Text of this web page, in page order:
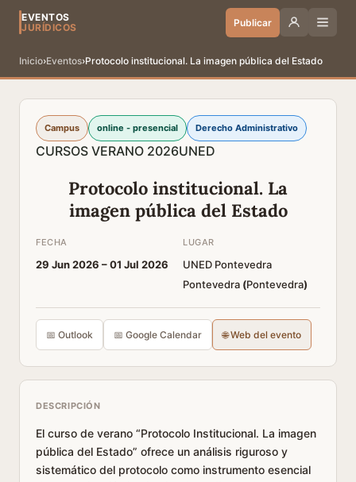
EVENTOS
JURÍDICOS
Publicar
Inicio›Eventos›Protocolo institucional. La imagen pública del Estado
Campus online - presencial Derecho Administrativo
CURSOS VERANO 2026UNED
Protocolo institucional. La
imagen pública del Estado
FECHA
29 Jun 2026 –01 Jul 2026
LUGAR
UNED Pontevedra
Pontevedra (Pontevedra)
📅 Outlook 📅 Google Calendar 🌐 Web del evento
DESCRIPCIÓN
El curso de verano “Protocolo Institucional. La imagen
pública del Estado” ofrece un análisis riguroso y
sistemático del protocolo como instrumento esencial